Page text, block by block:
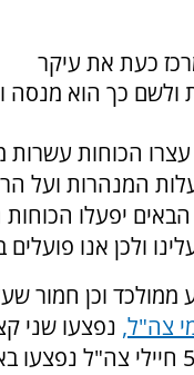
כעת את עיקר
ולשם כך הוא מנסה
הכוחות
המנהרות ועל
יפעלו
ולכן אנו
ממולכד וכן חמור
צה"ל,